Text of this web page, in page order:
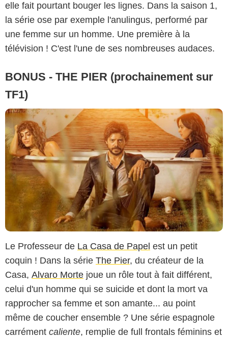
elle fait pourtant bouger les lignes. Dans la saison 1,
la série ose par exemple l'anulingus, performé par
une femme sur un homme. Une première à la
télévision ! C'est l'une de ses nombreuses audaces.
BONUS - THE PIER (prochainement sur
TF1)
Le Professeur de La Casa de Papel est un petit
coquin ! Dans la série The Pier, du créateur de la
Casa, Alvaro Morte joue un rôle tout à fait différent,
celui d'un homme qui se suicide et dont la mort va
rapprocher sa femme et son amante... au point
même de coucher ensemble ? Une série espagnole
carrément caliente, remplie de full frontals féminins et